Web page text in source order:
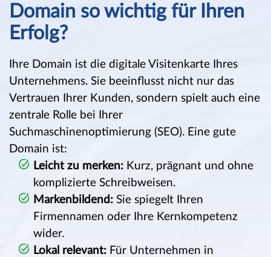
Domain so wichtig für Ihren
Erfolg?
Ihre Domain ist die digitale Visitenkarte Ihres
Unternehmens. Sie beeinflusst nicht nur das
Vertrauen Ihrer Kunden, sondern spielt auch eine
zentrale Rolle bei Ihrer
Suchmaschinenoptimierung (SEO). Eine gute
Domain ist:
Leicht zu merken: Kurz, prägnant und ohne
komplizierte Schreibweisen.
Markenbildend: Sie spiegelt Ihren
Firmennamen oder Ihre Kernkompetenz
wider.
Lokal relevant: Für Unternehmen in